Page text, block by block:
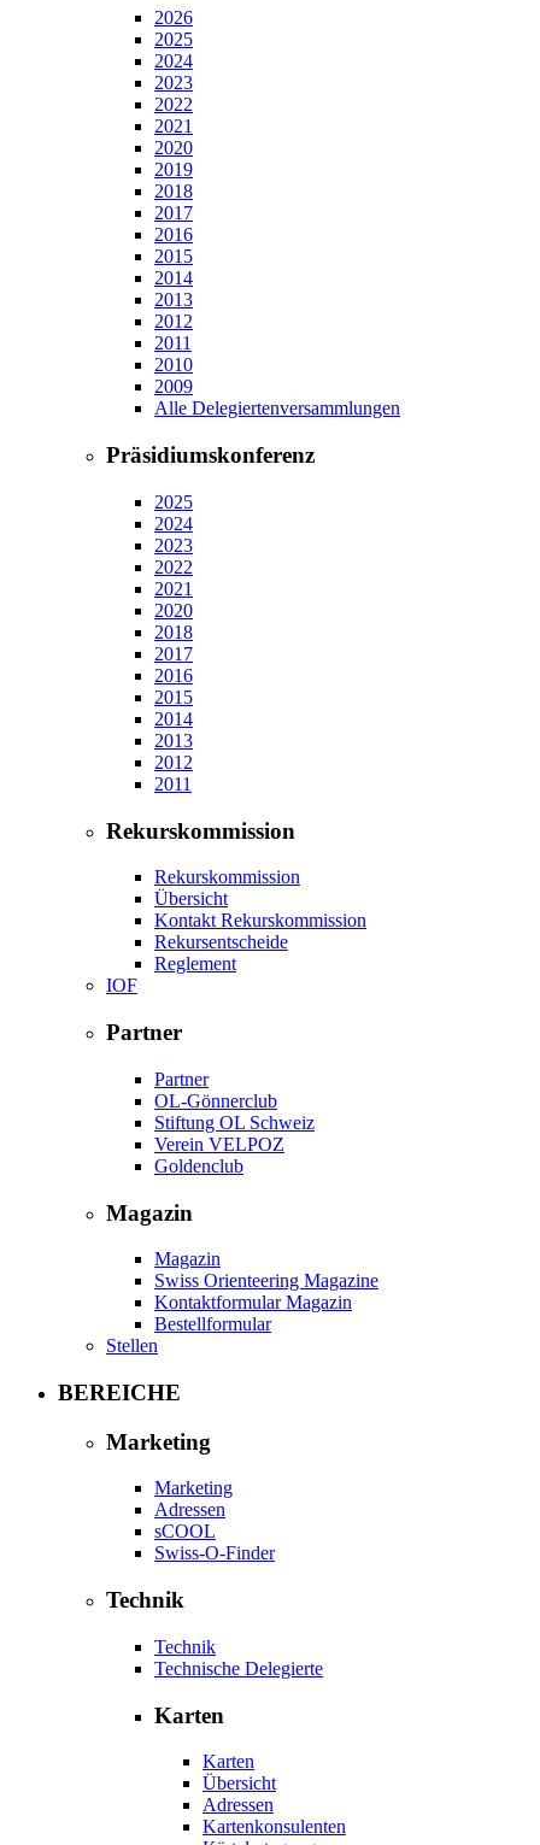
2026
2025
2024
2023
2022
2021
2020
2019
2018
2017
2016
2015
2014
2013
2012
2011
2010
2009
Alle Delegiertenversammlungen
Präsidiumskonferenz
2025
2024
2023
2022
2021
2020
2018
2017
2016
2015
2014
2013
2012
2011
Rekurskommission
Rekurskommission
Übersicht
Kontakt Rekurskommission
Rekursentscheide
Reglement
IOF
Partner
Partner
OL-Gönnerclub
Stiftung OL Schweiz
Verein VELPOZ
Goldenclub
Magazin
Magazin
Swiss Orienteering Magazine
Kontaktformular Magazin
Bestellformular
Stellen
BEREICHE
Marketing
Marketing
Adressen
sCOOL
Swiss-O-Finder
Technik
Technik
Technische Delegierte
Karten
Karten
Übersicht
Adressen
Kartenkonsulenten